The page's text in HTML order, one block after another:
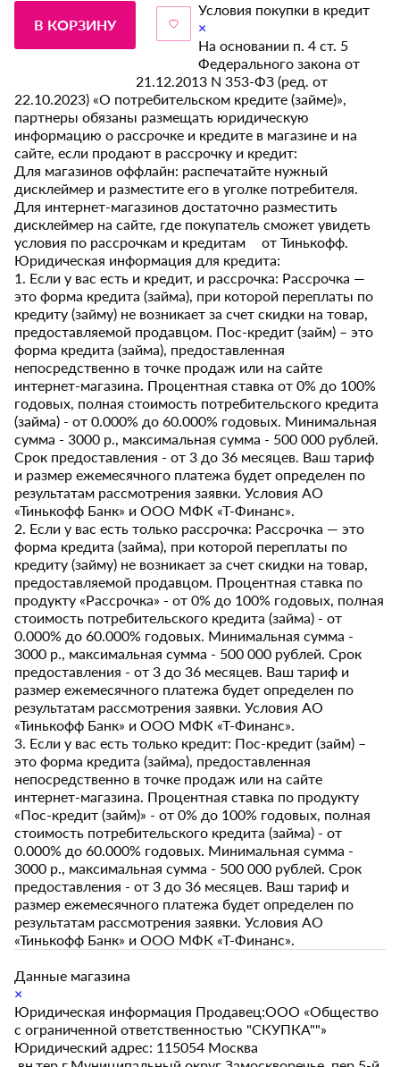
В КОРЗИНУ
Условия покупки в кредит
×
На основании п. 4 ст. 5
Федерального закона от
21.12.2013 N 353-ФЗ (ред. от
22.10.2023) «О потребительском кредите (займе)»,
партнеры обязаны размещать юридическую
информацию о рассрочке и кредите в магазине и на
сайте, если продают в рассрочку и кредит:
Для магазинов оффлайн: распечатайте нужный
дисклеймер и разместите его в уголке потребителя.
Для интернет-магазинов достаточно разместить
дисклеймер на сайте, где покупатель сможет увидеть
условия по рассрочкам и кредитам от Тинькофф.
Юридическая информация для кредита:
1. Если у вас есть и кредит, и рассрочка: Рассрочка —
это форма кредита (займа), при которой переплаты по
кредиту (займу) не возникает за счет скидки на товар,
предоставляемой продавцом. Пос-кредит (займ) – это
форма кредита (займа), предоставленная
непосредственно в точке продаж или на сайте
интернет-магазина. Процентная ставка от 0% до 100%
годовых, полная стоимость потребительского кредита
(займа) - от 0.000% до 60.000% годовых. Минимальная
сумма - 3000 р., максимальная сумма - 500 000 рублей.
Срок предоставления - от 3 до 36 месяцев. Ваш тариф
и размер ежемесячного платежа будет определен по
результатам рассмотрения заявки. Условия АО
«Тинькофф Банк» и ООО МФК «Т-Финанс».
2. Если у вас есть только рассрочка: Рассрочка — это
форма кредита (займа), при которой переплаты по
кредиту (займу) не возникает за счет скидки на товар,
предоставляемой продавцом. Процентная ставка по
продукту «Рассрочка» - от 0% до 100% годовых, полная
стоимость потребительского кредита (займа) - от
0.000% до 60.000% годовых. Минимальная сумма -
3000 р., максимальная сумма - 500 000 рублей. Срок
предоставления - от 3 до 36 месяцев. Ваш тариф и
размер ежемесячного платежа будет определен по
результатам рассмотрения заявки. Условия АО
«Тинькофф Банк» и ООО МФК «Т-Финанс».
3. Если у вас есть только кредит: Пос-кредит (займ) –
это форма кредита (займа), предоставленная
непосредственно в точке продаж или на сайте
интернет-магазина. Процентная ставка по продукту
«Пос-кредит (займ)» - от 0% до 100% годовых, полная
стоимость потребительского кредита (займа) - от
0.000% до 60.000% годовых. Минимальная сумма -
3000 р., максимальная сумма - 500 000 рублей. Срок
предоставления - от 3 до 36 месяцев. Ваш тариф и
размер ежемесячного платежа будет определен по
результатам рассмотрения заявки. Условия АО
«Тинькофф Банк» и ООО МФК «Т-Финанс».
Данные магазина
×
Юридическая информация Продавец:ООО «Общество
с ограниченной ответственностью "СКУПКА""»
Юридический адрес: 115054 Москва